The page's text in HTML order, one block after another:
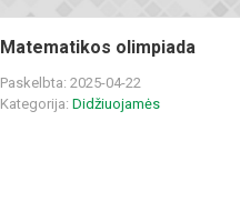
Matematikos olimpiada
Paskelbta: 2025-04-22
Kategorija: Didžiuojamės